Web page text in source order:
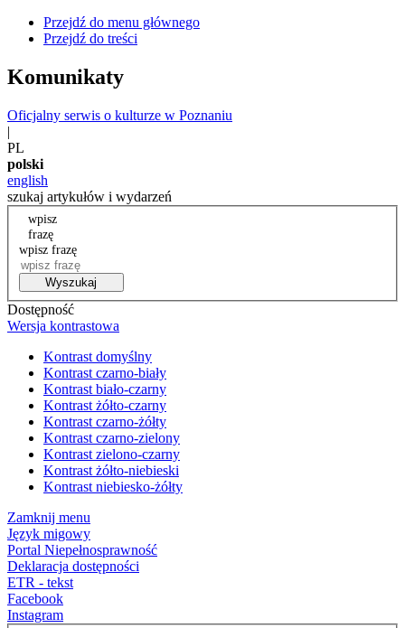
Przejdź do menu głównego
Przejdź do treści
Komunikaty
Oficjalny serwis o kulturze w Poznaniu
|
PL
polski
english
szukaj artykułów i wydarzeń
wpisz
frazę
wpisz frazę
Wyszukaj
Dostępność
Wersja kontrastowa
Kontrast domyślny
Kontrast czarno-biały
Kontrast biało-czarny
Kontrast żółto-czarny
Kontrast czarno-żółty
Kontrast czarno-zielony
Kontrast zielono-czarny
Kontrast żółto-niebieski
Kontrast niebiesko-żółty
Zamknij menu
Język migowy
Portal Niepełnosprawność
Deklaracja dostępności
ETR - tekst
Facebook
Instagram